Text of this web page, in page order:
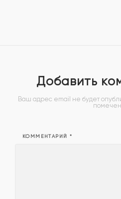
Добавить
Ваш адрес email не будет
КОММЕНТАРИЙ *